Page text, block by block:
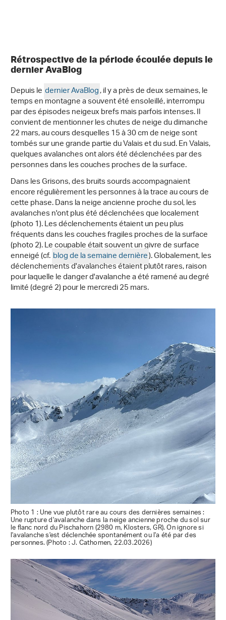
Rétrospective de la période écoulée depuis le
dernier AvaBlog
Depuis ledernier AvaBlog, il y a près de deux semaines, le
temps en montagne a souvent été ensoleillé, interrompu
par des épisodes neigeux brefs mais parfois intenses. Il
convient de mentionner les chutes de neige du dimanche
22 mars, au cours desquelles 15 à 30 cm de neige sont
tombés sur une grande partie du Valais et du sud. En Valais,
quelques avalanches ont alors été déclenchées par des
personnes dans les couches proches de la surface.
Dans les Grisons, des bruits sourds accompagnaient
encore régulièrement les personnes à la trace au cours de
cette phase. Dans la neige ancienne proche du sol, les
avalanches n'ont plus été déclenchées que localement
(photo 1). Les déclenchements étaient un peu plus
fréquents dans les couches fragiles proches de la surface
(photo 2). Le coupable était souvent un givre de surface
enneigé (cf.blog de la semaine dernière). Globalement, les
déclenchements d'avalanches étaient plutôt rares, raison
pour laquelle le danger d'avalanche a été ramené au degré
limité (degré 2) pour le mercredi 25 mars.
Photo 1 : Une vue plutôt rare au cours des dernières semaines :
Une rupture d'avalanche dans la neige ancienne proche du sol sur
le flanc nord du Pischahorn (2980 m, Klosters, GR). On ignore si
l'avalanche s'est déclenchée spontanément ou l'a été par des
personnes. (Photo : J. Cathomen, 22.03.2026)